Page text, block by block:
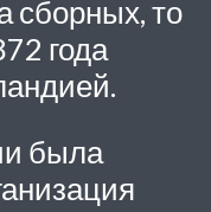
сборных, то
года
была